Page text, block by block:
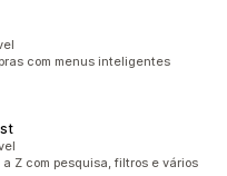
com menus inteligentes
Z com pesquisa, filtros e vários